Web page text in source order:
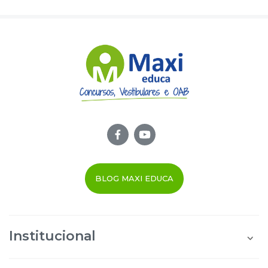
BLOG MAXI EDUCA
Institucional